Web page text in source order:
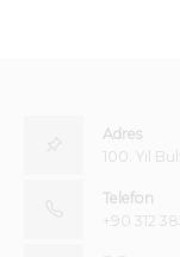
Adres
100. Yıl
Telefon
+90 312